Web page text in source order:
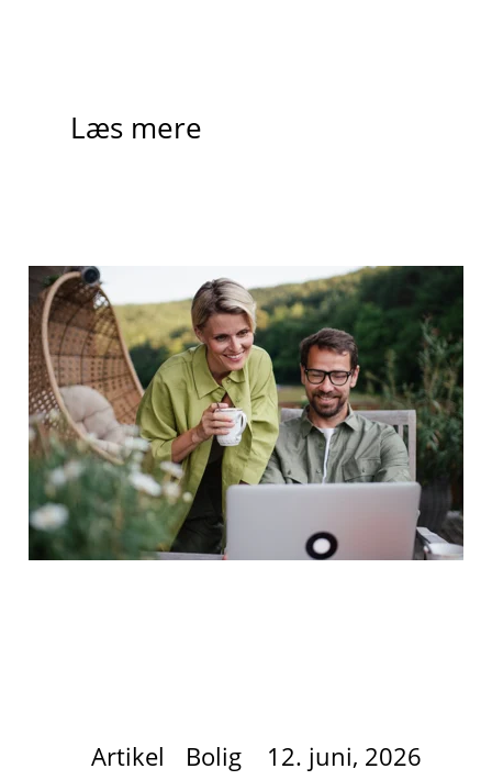
Læs mere
Artikel Bolig 12. juni, 2026